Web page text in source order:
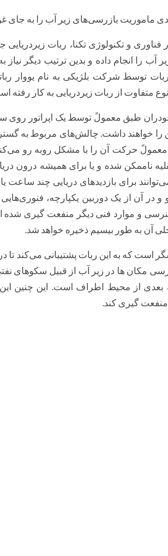
ماموریت بازرسی‌های زیر آب را به جای
و تکنولوژی تکنا، ربات
را انجام داده و بدین ترتیب دیگر
توسط شرکت بلژیکی به نام یووار
متفاوت از ربات زیردریایی به کار رفته
خودران طبق معمولً توسط یک اپراتور روی
را خواهند داشت. چالش‌های مربوط به
حرکت آن را با مشکل روبه رو می‌کند.
ناممکن شده و یا برای همیشه درون
برای بازدید‌های دریایی چند ساعت
و و در آن از یک دوربین یکپارچه،
و موارد فنی دیگر منفعت گیری
آن به طور بیسیم ذخیره خواهد شد.
شامل ۸ رانشگر است که به این ربات
مکان ها در زیر آب از قبیل سکوهای
از محیط اطراف است. این چنین
منفعت گیری کند.